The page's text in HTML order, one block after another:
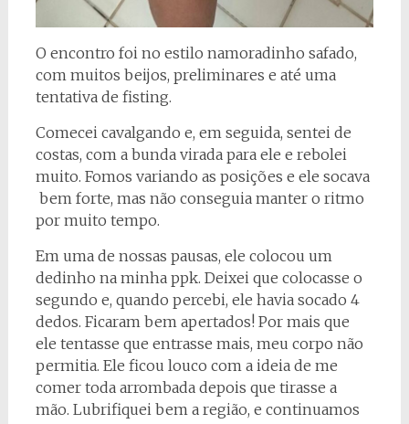
O encontro foi no estilo namoradinho safado,
com muitos beijos, preliminares e até uma
tentativa de fisting.
Comecei cavalgando e, em seguida, sentei de
costas, com a bunda virada para ele e rebolei
muito. Fomos variando as posições e ele socava
bem forte, mas não conseguia manter o ritmo
por muito tempo.
Em uma de nossas pausas, ele colocou um
dedinho na minha ppk. Deixei que colocasse o
segundo e, quando percebi, ele havia socado 4
dedos. Ficaram bem apertados! Por mais que
ele tentasse que entrasse mais, meu corpo não
permitia. Ele ficou louco com a ideia de me
comer toda arrombada depois que tirasse a
mão. Lubrifiquei bem a região, e continuamos